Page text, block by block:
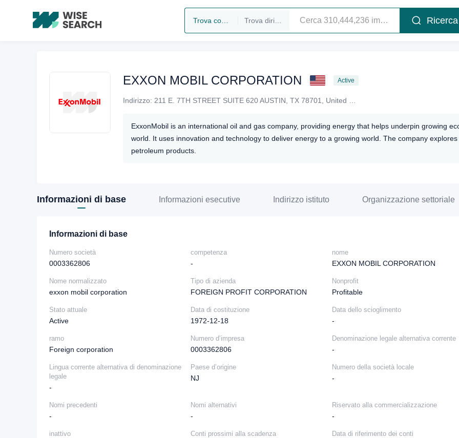
Ricerca
EXXON MOBIL CORPORATION Active
Indirizzo:
ExxonMobil is an international oil and gas company, providing energy that helps underpin growing
world. It uses innovation and technology to deliver energy to a growing world. The company
petroleum products.
Informazioni di base Informazioni esecutive Indirizzo istituto Organizzazione settoriale
Informazioni di base
Numero società
0003362806
competenza
-
nome
EXXON MOBIL CORPORATION
Nome normalizzato
exxon mobil corporation
Tipo di azienda
FOREIGN PROFIT CORPORATION
Nonprofit
Profitable
Stato attuale
Active
Data di costituzione
1972-12-18
Data dello scioglimento
-
ramo
Foreign corporation
Numero d’impresa
0003362806
Denominazione legale alternativa corrente
-
Lingua corrente alternativa di denominazione
legale
-
Paese d’origine
NJ
Numero della società locale
-
Nomi precedenti
-
Nomi alternativi
-
Riservato alla commercializzazione
-
inattivo Conti prossimi alla scadenza Data di riferimento dei conti